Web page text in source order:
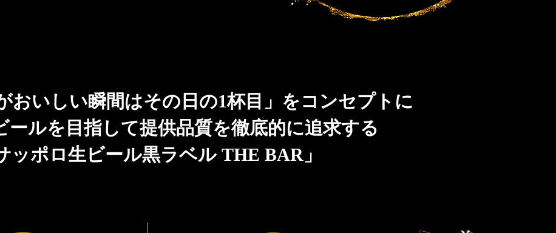
おいしい瞬間はその日の1杯目」をコンセプトに
ールを目指して提供品質を徹底的に追求する
ッポロ生ビール黒ラベル THE BAR」